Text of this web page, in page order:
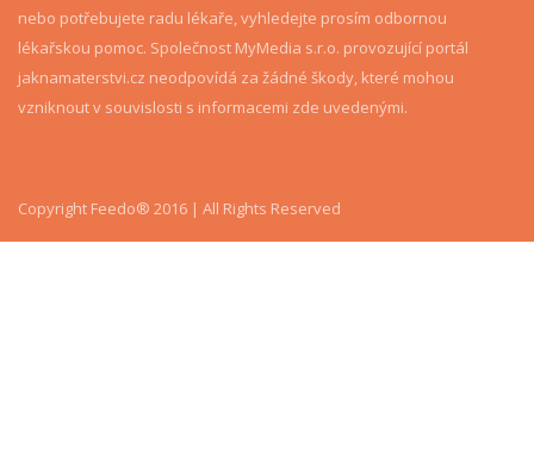
nebo potřebujete radu lékaře, vyhledejte prosím odbornou
lékařskou pomoc. Společnost MyMedia s.r.o. provozující portál
jaknamaterstvi.cz neodpovídá za žádné škody, které mohou
vzniknout v souvislosti s informacemi zde uvedenými.
Copyright Feedo® 2016 | All Rights Reserved